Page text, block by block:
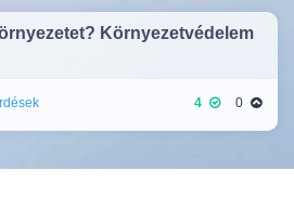
Környezetvédelem
4 0